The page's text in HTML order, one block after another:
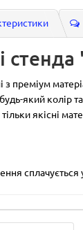
стенда
з преміум
який колір
якісні
сплачується